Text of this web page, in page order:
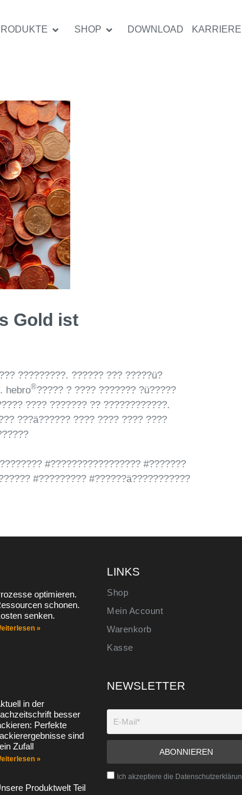
SHOP DOWNLOAD KARRIERE
Gold ist
?????????. ?????? ??? ?????ü?
hebro®????? ? ???? ??????? ?ü?????
???? ??????? ?? ????????????.
???ä?????? ???? ???? ???? ????
#????????????????? #???????
#????????? #??????ä???????????
optimieren.
schonen.
senken.
»
in der
besser
Perfekte
sind
Zufall
»
Produktwelt Teil
LINKS
Shop
Mein Account
Warenkorb
Kasse
NEWSLETTER
Ich akzeptiere die